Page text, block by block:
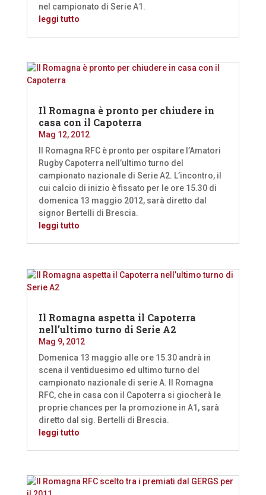
nel campionato di Serie A1.
leggi tutto
Il Romagna è pronto per chiudere in
casa con il Capoterra
Mag 12, 2012
Il Romagna RFC è pronto per ospitare l’Amatori
Rugby Capoterra nell’ultimo turno del
campionato nazionale di Serie A2. L’incontro, il
cui calcio di inizio è fissato per le ore 15.30 di
domenica 13 maggio 2012, sarà diretto dal
signor Bertelli di Brescia.
leggi tutto
Il Romagna aspetta il Capoterra
nell’ultimo turno di Serie A2
Mag 9, 2012
Domenica 13 maggio alle ore 15.30 andrà in
scena il ventiduesimo ed ultimo turno del
campionato nazionale di serie A. Il Romagna
RFC, che in casa con il Capoterra si giocherà le
proprie chances per la promozione in A1, sarà
diretto dal sig. Bertelli di Brescia.
leggi tutto